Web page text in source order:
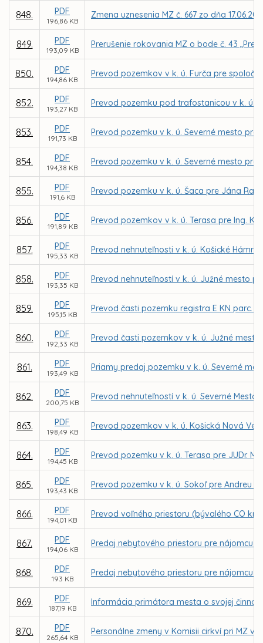
848. PDF
196,86 KB
Zmena uznesenia MZ č. 667 zo dňa
849. PDF
193,09 KB
Prerušenie rokovania MZ o bode č. 43
850. PDF
194,86 KB
Prevod pozemkov v k. ú. Furča pre
852. PDF
193,27 KB
Prevod pozemku pod trafostanicou v k. ú.
853. PDF
191,73 KB
Prevod pozemku v k. ú. Severné mesto pre
854. PDF
194,38 KB
Prevod pozemku v k. ú. Severné mesto pre
855. PDF
191,6 KB
Prevod pozemku v k. ú. Šaca pre Jána
856. PDF
191,89 KB
Prevod pozemkov v k. ú. Terasa pre Ing.
857. PDF
195,33 KB
Prevod nehnuteľnosti v k. ú. Košické Hámre
858. PDF
193,35 KB
Prevod nehnuteľností v k. ú. Južné mesto
859. PDF
195,15 KB
Prevod časti pozemku registra E KN parc.
860. PDF
192,33 KB
Prevod časti pozemkov v k. ú. Južné mesto
861. PDF
193,49 KB
Priamy predaj pozemku v k. ú. Severné
862. PDF
200,75 KB
Prevod nehnuteľností v k. ú. Severné
863. PDF
198,49 KB
Prevod pozemkov v k. ú. Košická Nová
864. PDF
194,45 KB
Prevod pozemku v k. ú. Terasa pre JUDr.
865. PDF
193,43 KB
Prevod pozemku v k. ú. Sokoľ pre Andreu
866. PDF
194,01 KB
Prevod voľného priestoru (bývalého CO
867. PDF
194,06 KB
Predaj nebytového priestoru pre nájomcu
868. PDF
193 KB
Predaj nebytového priestoru pre nájomcu
869. PDF
187,19 KB
Informácia primátora mesta o svojej
870. PDF
265,64 KB
Personálne zmeny v Komisii cirkví pri MZ v